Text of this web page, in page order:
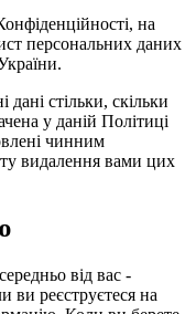
на
персональних даних
стільки, скільки
у даній Політиці
чинним
видалення вами цих
від вас -
ви реєструєтеся на